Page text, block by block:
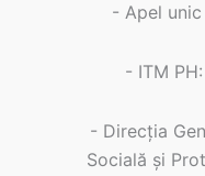
- Apel unic
- ITM
- Direcția
Socială și